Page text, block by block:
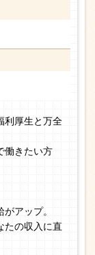
利厚生と万全
働きたい方
アップ。
たの収入に直